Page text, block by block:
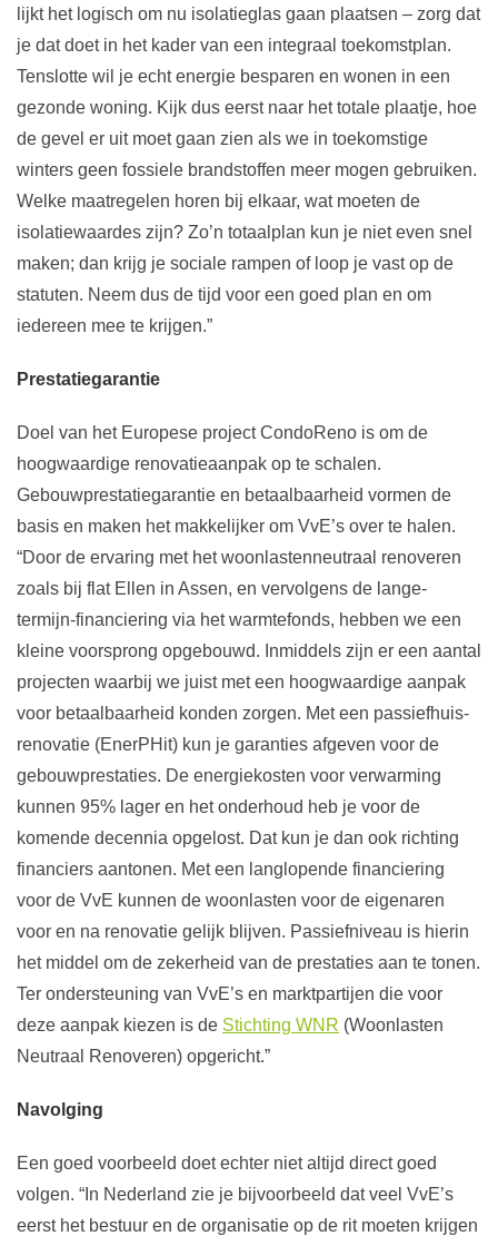
lijkt het logisch om nu isolatieglas gaan plaatsen – zorg dat
je dat doet in het kader van een integraal toekomstplan.
Tenslotte wil je echt energie besparen en wonen in een
gezonde woning. Kijk dus eerst naar het totale plaatje, hoe
de gevel er uit moet gaan zien als we in toekomstige
winters geen fossiele brandstoffen meer mogen gebruiken.
Welke maatregelen horen bij elkaar, wat moeten de
isolatiewaardes zijn? Zo’n totaalplan kun je niet even snel
maken; dan krijg je sociale rampen of loop je vast op de
statuten. Neem dus de tijd voor een goed plan en om
iedereen mee te krijgen.”
Prestatiegarantie
Doel van het Europese project CondoReno is om de
hoogwaardige renovatieaanpak op te schalen.
Gebouwprestatiegarantie en betaalbaarheid vormen de
basis en maken het makkelijker om VvE’s over te halen.
“Door de ervaring met het woonlastenneutraal renoveren
zoals bij flat Ellen in Assen, en vervolgens de lange-
termijn-financiering via het warmtefonds, hebben we een
kleine voorsprong opgebouwd. Inmiddels zijn er een aantal
projecten waarbij we juist met een hoogwaardige aanpak
voor betaalbaarheid konden zorgen. Met een passiefhuis-
renovatie (EnerPHit) kun je garanties afgeven voor de
gebouwprestaties. De energiekosten voor verwarming
kunnen 95% lager en het onderhoud heb je voor de
komende decennia opgelost. Dat kun je dan ook richting
financiers aantonen. Met een langlopende financiering
voor de VvE kunnen de woonlasten voor de eigenaren
voor en na renovatie gelijk blijven. Passiefniveau is hierin
het middel om de zekerheid van de prestaties aan te tonen.
Ter ondersteuning van VvE’s en marktpartijen die voor
deze aanpak kiezen is de Stichting WNR (Woonlasten
Neutraal Renoveren) opgericht.”
Navolging
Een goed voorbeeld doet echter niet altijd direct goed
volgen. “In Nederland zie je bijvoorbeeld dat veel VvE’s
eerst het bestuur en de organisatie op de rit moeten krijgen